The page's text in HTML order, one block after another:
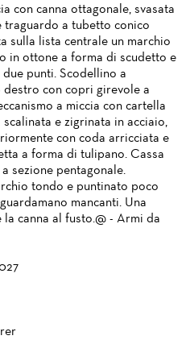
con canna ottagonale, svasata
traguardo a tubetto conico
sulla lista centrale un marchio
in ottone a forma di scudetto e
punti. Scodellino a
con copri girevole a
a miccia con cartella
e zigrinata in acciaio,
con coda arricciata e
a forma di tulipano. Cassa
sezione pentagonale.
tondo e puntinato poco
mancanti. Una
canna al fusto.@ - Armi da